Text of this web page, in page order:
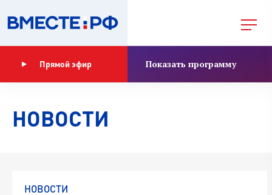
Прямой эфир Показать программу
НОВОСТИ
НОВОСТИ